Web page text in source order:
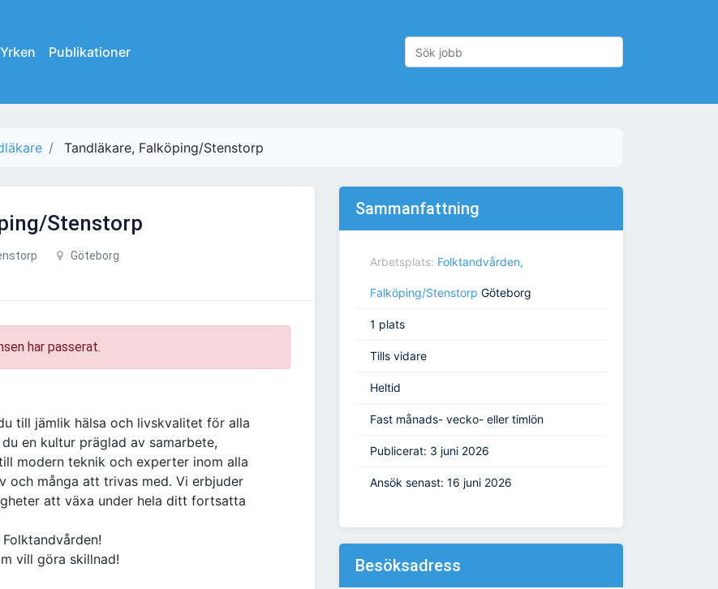
Yrken Publikationer
Tandläkare, Falköping/Stenstorp
Stenstorp
Göteborg
har passerat.
till jämlik hälsa och livskvalitet för alla
en kultur präglad av samarbete,
modern teknik och experter inom alla
och många att trivas med. Vi erbjuder
att växa under hela ditt fortsatta
vill göra skillnad!
Sammanfattning
Arbetsplats: Folktandvården,
Falköping/Stenstorp Göteborg
1 plats
Tills vidare
Heltid
Fast månads- vecko- eller timlön
Publicerat: 3 juni 2026
Ansök senast: 16 juni 2026
Besöksadress